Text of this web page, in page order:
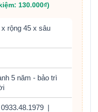
130.000₫)
rộng 45 x sâu
5 năm - bảo trì